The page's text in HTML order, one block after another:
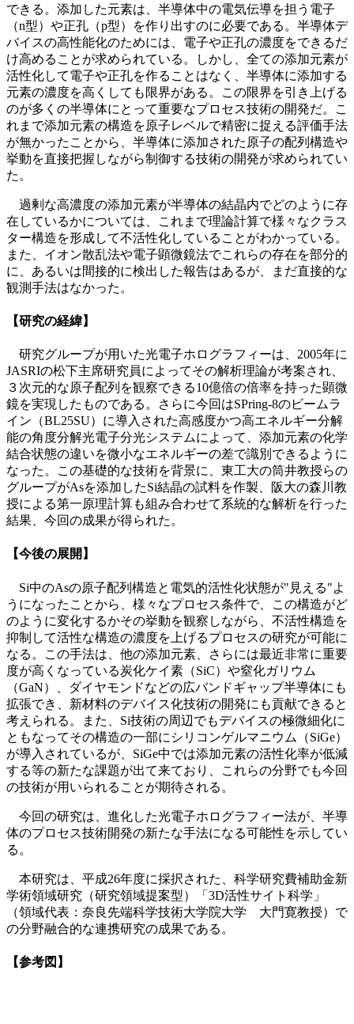
できる。添加した元素は、半導体中の電気伝導を担う電子
（n型）や正孔（p型）を作り出すのに必要である。半導体デ
バイスの高性能化のためには、電子や正孔の濃度をできるだ
け高めることが求められている。しかし、全ての添加元素が
活性化して電子や正孔を作ることはなく、半導体に添加する
元素の濃度を高くしても限界がある。この限界を引き上げる
のが多くの半導体にとって重要なプロセス技術の開発だ。こ
れまで添加元素の構造を原子レベルで精密に捉える評価手法
が無かったことから、半導体に添加された原子の配列構造や
挙動を直接把握しながら制御する技術の開発が求められてい
た。
過剰な高濃度の添加元素が半導体の結晶内でどのように存
在しているかについては、これまで理論計算で様々なクラス
ター構造を形成して不活性化していることがわかっている。
また、イオン散乱法や電子顕微鏡法でこれらの存在を部分的
に、あるいは間接的に検出した報告はあるが、まだ直接的な
観測手法はなかった。
【研究の経緯】
研究グループが用いた光電子ホログラフィーは、2005年に
JASRIの松下主席研究員によってその解析理論が考案され、
３次元的な原子配列を観察できる10億倍の倍率を持った顕微
鏡を実現したものである。さらに今回はSPring-8のビームラ
イン（BL25SU）に導入された高感度かつ高エネルギー分解
能の角度分解光電子分光システムによって、添加元素の化学
結合状態の違いを微小なエネルギーの差で識別できるように
なった。この基礎的な技術を背景に、東工大の筒井教授らの
グループがAsを添加したSi結晶の試料を作製、阪大の森川教
授による第一原理計算も組み合わせて系統的な解析を行った
結果、今回の成果が得られた。
【今後の展開】
Si中のAsの原子配列構造と電気的活性化状態が"見える"よ
うになったことから、様々なプロセス条件で、この構造がど
のように変化するかその挙動を観察しながら、不活性構造を
抑制して活性な構造の濃度を上げるプロセスの研究が可能に
なる。この手法は、他の添加元素、さらには最近非常に重要
度が高くなっている炭化ケイ素（SiC）や窒化ガリウム
（GaN）、ダイヤモンドなどの広バンドギャップ半導体にも
拡張でき、新材料のデバイス化技術の開発にも貢献できると
考えられる。また、Si技術の周辺でもデバイスの極微細化に
ともなってその構造の一部にシリコンゲルマニウム（SiGe）
が導入されているが、SiGe中では添加元素の活性化率が低減
する等の新たな課題が出て来ており、これらの分野でも今回
の技術が用いられることが期待される。
今回の研究は、進化した光電子ホログラフィー法が、半導
体のプロセス技術開発の新たな手法になる可能性を示してい
る。
本研究は、平成26年度に採択された、科学研究費補助金新
学術領域研究（研究領域提案型）「3D活性サイト科学」
（領域代表：奈良先端科学技術大学院大学 大門寛教授）で
の分野融合的な連携研究の成果である。
【参考図】